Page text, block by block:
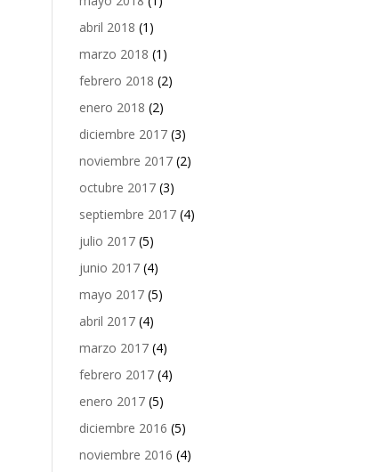
abril 2018 (1)
marzo 2018 (1)
febrero 2018 (2)
enero 2018 (2)
diciembre 2017 (3)
noviembre 2017 (2)
octubre 2017 (3)
septiembre 2017 (4)
julio 2017 (5)
junio 2017 (4)
mayo 2017 (5)
abril 2017 (4)
marzo 2017 (4)
febrero 2017 (4)
enero 2017 (5)
diciembre 2016 (5)
noviembre 2016 (4)